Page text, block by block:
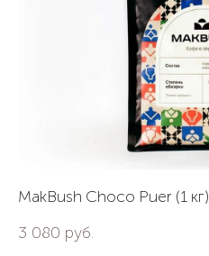
MakBush Choco Puer (1 кг)
3 080 pуб.